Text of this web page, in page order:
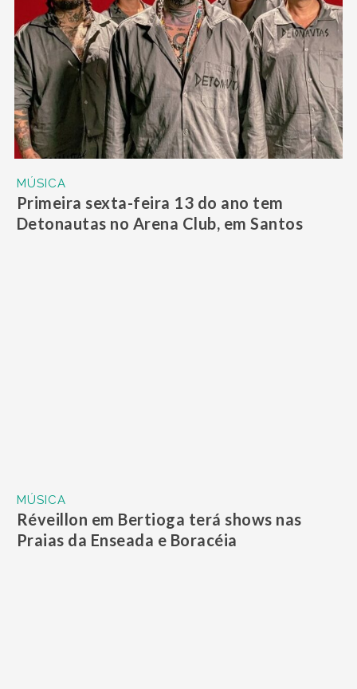
MÚSICA
Primeira sexta-feira 13 do ano tem
Detonautas no Arena Club, em Santos
MÚSICA
Réveillon em Bertioga terá shows nas
Praias da Enseada e Boracéia